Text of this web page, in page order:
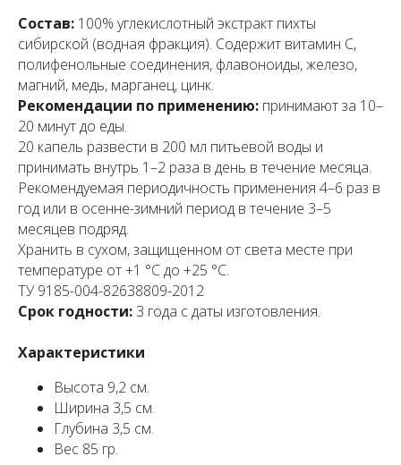
Состав: 100% углекислотный экстракт пихты
сибирской (водная фракция). Содержит витамин С,
полифенольные соединения, флавоноиды, железо,
магний, медь, марганец, цинк.
Рекомендации по применению: принимают за 10–
20 минут до еды.
20 капель развести в 200 мл питьевой воды и
принимать внутрь 1–2 раза в день в течение месяца.
Рекомендуемая периодичность применения 4–6 раз в
год или в осенне-зимний период в течение 3–5
месяцев подряд.
Хранить в сухом, защищенном от света месте при
температуре от +1 °С до +25 °С.
ТУ 9185-004-82638809-2012
Срок годности: 3 года с даты изготовления.
Характеристики
Высота 9,2 см.
Ширина 3,5 см.
Глубина 3,5 см.
Вес 85 гр.